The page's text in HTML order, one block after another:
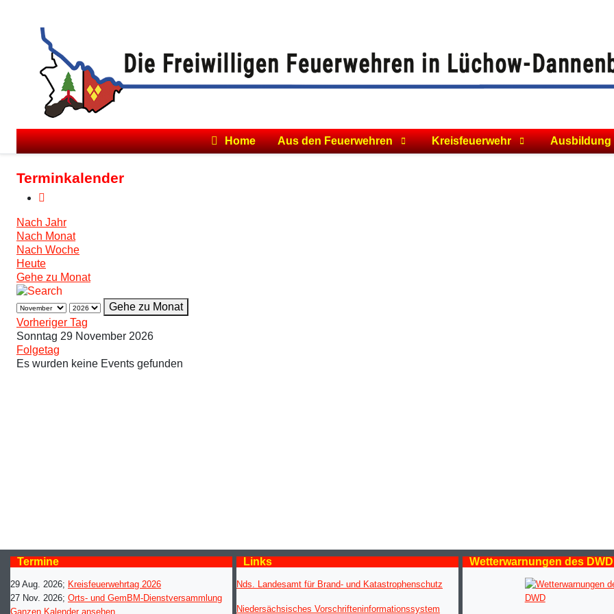
Home Aus den Feuerwehren Kreisfeuerwehr Ausbildung
Terminkalender
Nach Jahr
Nach Monat
Nach Woche
Heute
Gehe zu Monat
Gehe zu Monat
Vorheriger Tag
Sonntag 29 November 2026
Folgetag
Es wurden keine Events gefunden
Termine
29 Aug. 2026; Kreisfeuerwehrtag 2026
27 Nov. 2026; Orts- und GemBM-Dienstversammlung
Ganzen Kalender ansehen
Links
Nds. Landesamt für Brand- und Katastrophenschutz
Niedersächsisches Vorschrifteninformationssystem
Wetterwarnungen des DWD